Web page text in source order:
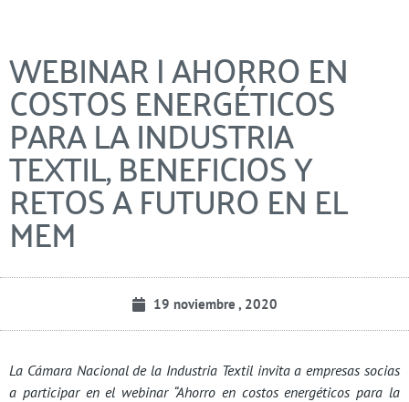
WEBINAR | AHORRO EN
COSTOS ENERGÉTICOS
PARA LA INDUSTRIA
TEXTIL, BENEFICIOS Y
RETOS A FUTURO EN EL
MEM
19 noviembre , 2020
La Cámara Nacional de la Industria Textil invita a empresas socias
a participar en el webinar “Ahorro en costos energéticos para la